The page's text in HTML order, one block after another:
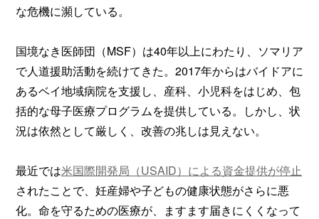
な危機に瀕している。
国境なき医師団（MSF）は40年以上にわたり、ソマリア
で人道援助活動を続けてきた。2017年からはバイドアに
あるベイ地域病院を支援し、産科、小児科をはじめ、包
括的な母子医療プログラムを提供している。しかし、状
況は依然として厳しく、改善の兆しは見えない。
最近では米国際開発局（USAID）による資金提供が停止
されたことで、妊産婦や子どもの健康状態がさらに悪
化。命を守るための医療が、ますます届きにくくなって